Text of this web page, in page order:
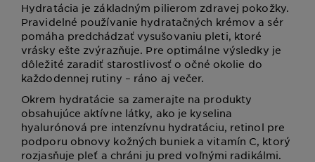
Hydratácia je základným pilierom zdravej pokožky.
Pravidelné používanie hydratačných krémov a sér
pomáha predchádzať vysušovaniu pleti, ktoré
vrásky ešte zvýrazňuje. Pre optimálne výsledky je
dôležité zaradiť starostlivosť o očné okolie do
každodennej rutiny – ráno aj večer.
Okrem hydratácie sa zamerajte na produkty
obsahujúce aktívne látky, ako je kyselina
hyalurónová pre intenzívnu hydratáciu, retinol pre
podporu obnovy kožných buniek a vitamín C, ktorý
rozjasňuje pleť a chráni ju pred voľnými radikálmi.